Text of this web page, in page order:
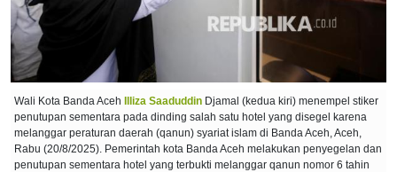
Wali Kota Banda Aceh Illiza Saaduddin Djamal (kedua kiri) menempel stiker
penutupan sementara pada dinding salah satu hotel yang disegel karena
melanggar peraturan daerah (qanun) syariat islam di Banda Aceh, Aceh,
Rabu (20/8/2025). Pemerintah kota Banda Aceh melakukan penyegelan dan
penutupan sementara hotel yang terbukti melanggar qanun nomor 6 tahin